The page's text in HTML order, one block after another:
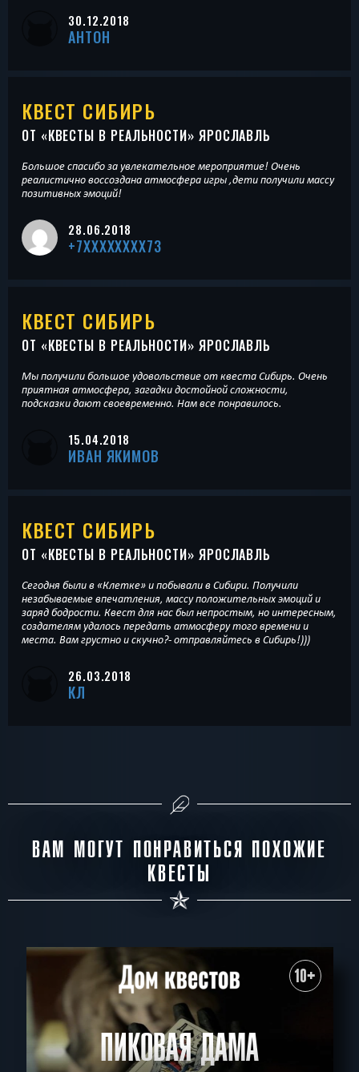
30.12.2018
АНТОН
КВЕСТ СИБИРЬ
ОТ «КВЕСТЫ В РЕАЛЬНОСТИ» ЯРОСЛАВЛЬ
Большое спасибо за увлекательное мероприятие! Очень
реалистично воссоздана атмосфера игры ,дети получили массу
позитивных эмоций!
28.06.2018
+7XXXXXXXX73
КВЕСТ СИБИРЬ
ОТ «КВЕСТЫ В РЕАЛЬНОСТИ» ЯРОСЛАВЛЬ
Мы получили большое удовольствие от квеста Сибирь. Очень
приятная атмосфера, загадки достойной сложности,
подсказки дают своевременно. Нам все понравилось.
15.04.2018
ИВАН ЯКИМОВ
КВЕСТ СИБИРЬ
ОТ «КВЕСТЫ В РЕАЛЬНОСТИ» ЯРОСЛАВЛЬ
Сегодня были в «Клетке» и побывали в Сибири. Получили
незабываемые впечатления, массу положительных эмоций и
заряд бодрости. Квест для нас был непростым, но интересным,
создателям удалось передать атмосферу того времени и
места. Вам грустно и скучно?- отправляйтесь в Сибирь!)))
26.03.2018
КЛ
ВАМ МОГУТ ПОНРАВИТЬСЯ ПОХОЖИЕ
КВЕСТЫ
10+
ПИКОВАЯ ДАМА